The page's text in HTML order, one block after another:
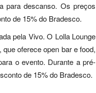
para descanso. Os preços
de 15% do Bradesco.
pela Vivo. O Lolla Lounge
oferece open bar e food,
o evento. Durante a pré-
de 15% do Bradesco.